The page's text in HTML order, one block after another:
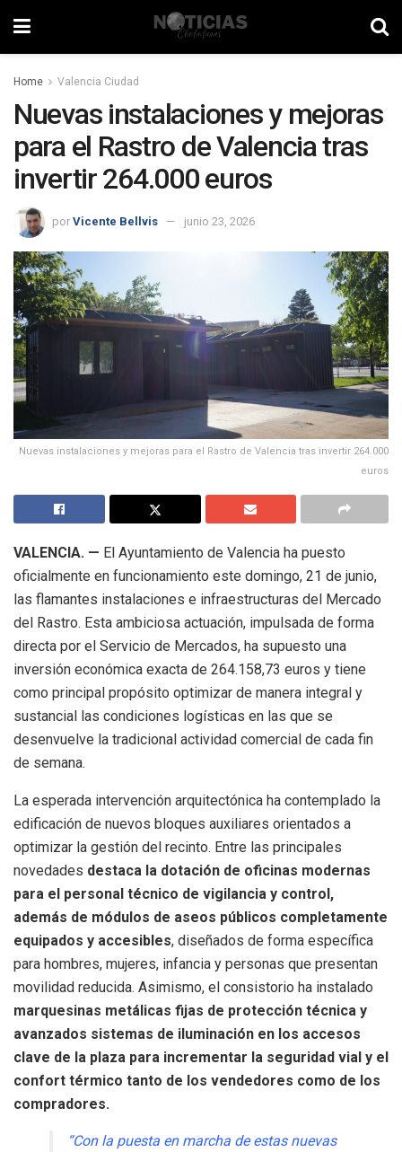
Home Valencia Ciudad
Nuevas instalaciones y mejoras
para el Rastro de Valencia tras
invertir 264.000 euros
por Vicente Bellvis junio 23, 2026
Nuevas instalaciones y mejoras para el Rastro de Valencia tras invertir 264.000
euros
VALENCIA. — El Ayuntamiento de Valencia ha puesto
oficialmente en funcionamiento este domingo, 21 de junio,
las flamantes instalaciones e infraestructuras del Mercado
del Rastro. Esta ambiciosa actuación, impulsada de forma
directa por el Servicio de Mercados, ha supuesto una
inversión económica exacta de 264.158,73 euros y tiene
como principal propósito optimizar de manera integral y
sustancial las condiciones logísticas en las que se
desenvuelve la tradicional actividad comercial de cada fin
de semana.
La esperada intervención arquitectónica ha contemplado la
edificación de nuevos bloques auxiliares orientados a
optimizar la gestión del recinto. Entre las principales
novedades destaca la dotación de oficinas modernas
para el personal técnico de vigilancia y control,
además de módulos de aseos públicos completamente
equipados y accesibles, diseñados de forma específica
para hombres, mujeres, infancia y personas que presentan
movilidad reducida. Asimismo, el consistorio ha instalado
marquesinas metálicas fijas de protección técnica y
avanzados sistemas de iluminación en los accesos
clave de la plaza para incrementar la seguridad vial y el
confort térmico tanto de los vendedores como de los
compradores.
“Con la puesta en marcha de estas nuevas